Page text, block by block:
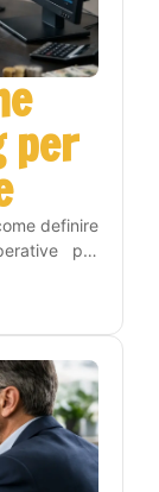
per
definire
per